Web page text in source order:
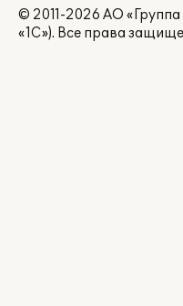
© 2011-2026 АО
«1С»). Все права